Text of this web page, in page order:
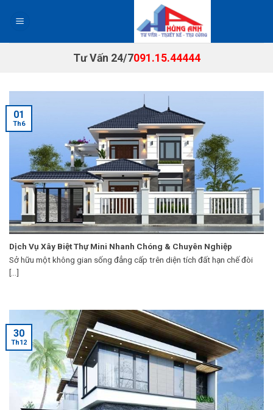
Tư Vấn 24/7091.15.44444
Dịch Vụ Xây Biệt Thự Mini Nhanh Chóng & Chuyên Nghiệp
Sở hữu một không gian sống đẳng cấp trên diện tích đất hạn chế đòi
[...]
01
Th6
30
Th12